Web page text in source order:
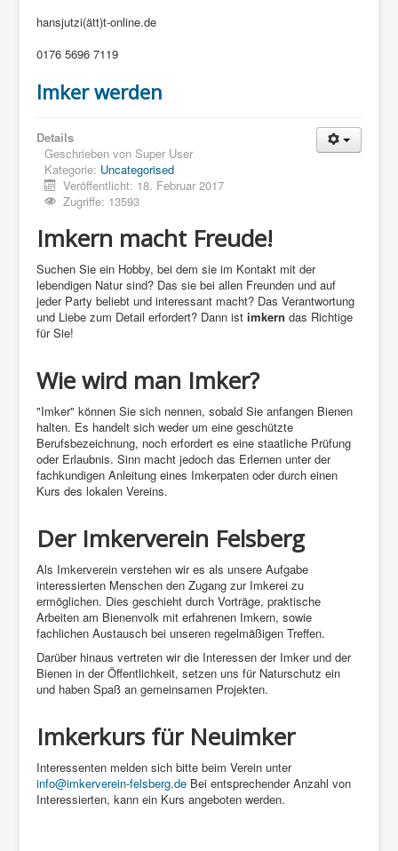
hansjutzi(ätt)t-online.de
0176 5696 7119
Imker werden
Details
Geschrieben von Super User
Kategorie: Uncategorised
Veröffentlicht: 18. Februar 2017
Zugriffe: 13593
Imkern macht Freude!
Suchen Sie ein Hobby, bei dem sie im Kontakt mit der
lebendigen Natur sind? Das sie bei allen Freunden und auf
jeder Party beliebt und interessant macht? Das Verantwortung
und Liebe zum Detail erfordert? Dann ist imkern das Richtige
für Sie!
Wie wird man Imker?
"Imker" können Sie sich nennen, sobald Sie anfangen Bienen
halten. Es handelt sich weder um eine geschützte
Berufsbezeichnung, noch erfordert es eine staatliche Prüfung
oder Erlaubnis. Sinn macht jedoch das Erlernen unter der
fachkundigen Anleitung eines Imkerpaten oder durch einen
Kurs des lokalen Vereins.
Der Imkerverein Felsberg
Als Imkerverein verstehen wir es als unsere Aufgabe
interessierten Menschen den Zugang zur Imkerei zu
ermöglichen. Dies geschieht durch Vorträge, praktische
Arbeiten am Bienenvolk mit erfahrenen Imkern, sowie
fachlichen Austausch bei unseren regelmäßigen Treffen.
Darüber hinaus vertreten wir die Interessen der Imker und der
Bienen in der Öffentlichkeit, setzen uns für Naturschutz ein
und haben Spaß an gemeinsamen Projekten.
Imkerkurs für Neuimker
Interessenten melden sich bitte beim Verein unter
info@imkerverein-felsberg.de Bei entsprechender Anzahl von
Interessierten, kann ein Kurs angeboten werden.